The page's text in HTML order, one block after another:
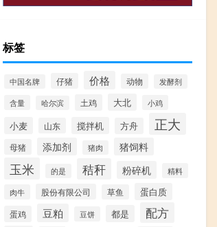
标签
中国名牌 仔猪 价格 动物 发酵剂
含量 哈尔滨 土鸡 大北 小鸡
小麦 山东 搅拌机 方舟 正大
母猪 添加剂 猪肉 猪饲料
玉米 的是 秸秆 粉碎机
精料
肉牛
股份有限公司 草鱼 蛋白质
蛋鸡 豆粕 豆饼 都是 配方